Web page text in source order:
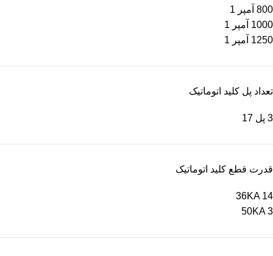
800 آمپر
1
1000 آمپر
1
1250 آمپر
1
تعداد پل کلید اتوماتیک
3 پل 17
قدرت قطع کلید اتوماتیک
36KA 14
50KA 3